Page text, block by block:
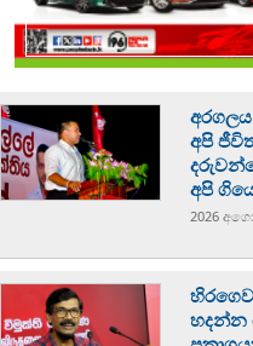
අපි
අපි
2026
හදන්න